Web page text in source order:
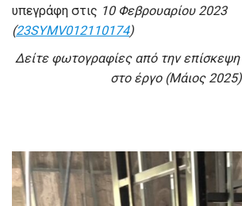
υπεγράφη στις 10 Φεβρουαρίου 2023
(23SYMV012110174)
Δείτε φωτογραφίες από την επίσκεψη
στο έργο (Μάιος